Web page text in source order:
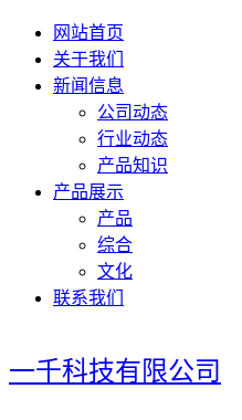
网站首页
关于我们
新闻信息
公司动态
行业动态
产品知识
产品展示
产品
综合
文化
联系我们
一千科技有限公司